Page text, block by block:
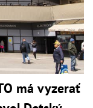
má vyzerať